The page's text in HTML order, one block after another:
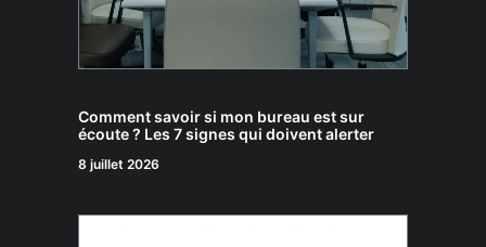
Comment savoir si mon bureau est sur
écoute ? Les 7 signes qui doivent alerter
8 juillet 2026